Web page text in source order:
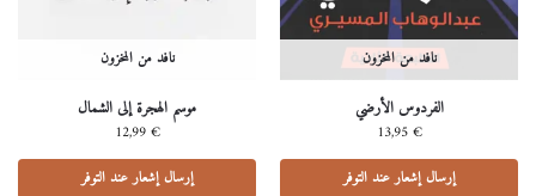
نافد من المخزون
الفردوس الأرضي
13,95€
إرسال إشعار عند التوفر
نافد من المخزون
موسم الهجرة إلى الشمال
12,99€
إرسال إشعار عند التوفر